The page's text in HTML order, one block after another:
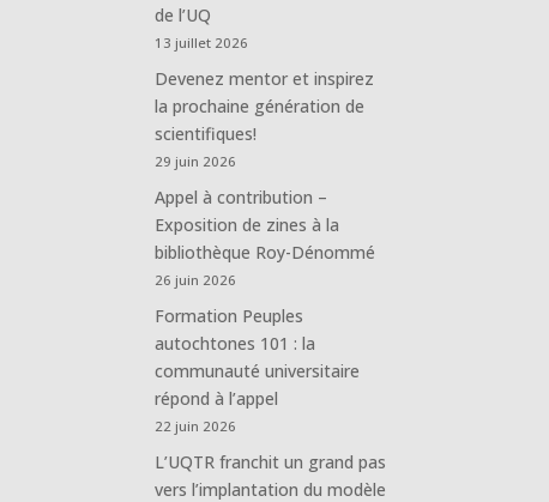
de l’UQ
13 juillet 2026
Devenez mentor et inspirez
la prochaine génération de
scientifiques!
29 juin 2026
Appel à contribution –
Exposition de zines à la
bibliothèque Roy-Dénommé
26 juin 2026
Formation Peuples
autochtones 101 : la
communauté universitaire
répond à l’appel
22 juin 2026
L’UQTR franchit un grand pas
vers l’implantation du modèle